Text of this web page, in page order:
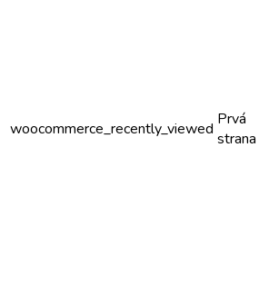
woocommerce_recently_viewed Prvá
strana